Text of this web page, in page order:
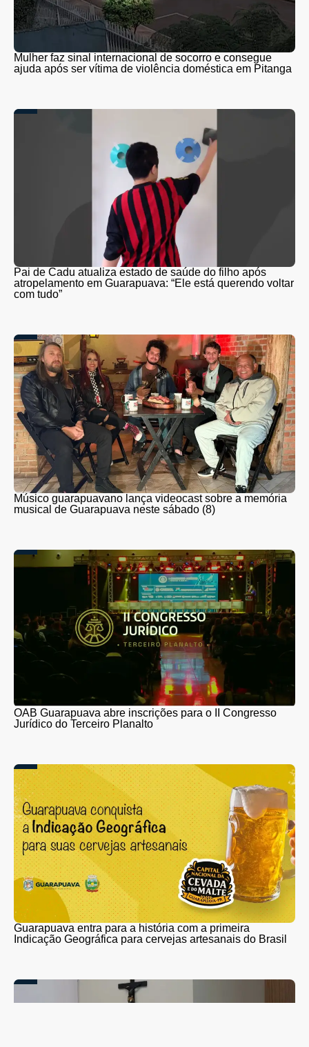
Mulher faz sinal internacional de socorro e consegue
ajuda após ser vítima de violência doméstica em Pitanga
Pai de Cadu atualiza estado de saúde do filho após
atropelamento em Guarapuava: “Ele está querendo voltar
com tudo”
Músico guarapuavano lança videocast sobre a memória
musical de Guarapuava neste sábado (8)
OAB Guarapuava abre inscrições para o II Congresso
Jurídico do Terceiro Planalto
Guarapuava entra para a história com a primeira
Indicação Geográfica para cervejas artesanais do Brasil